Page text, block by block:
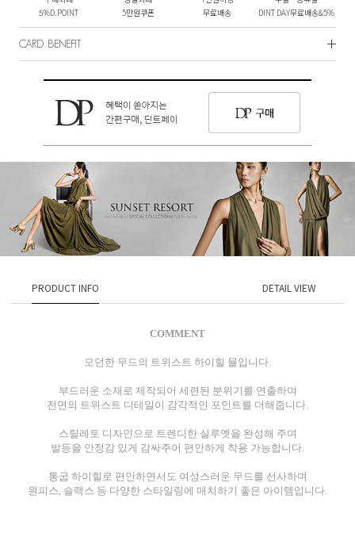
5%D.POINT
5만원쿠폰
무료배송
DINT DAY무료배송&5%
CARD BENEFIT
PRODUCT INFO DETAIL VIEW
COMMENT
모던한 무드의 트위스트 하이힐 뮬입니다.
부드러운 소재로 제작되어 세련된 분위기를 연출하며
전면의 트위스트 디테일이 감각적인 포인트를 더해줍니다.
스틸레토 디자인으로 트렌디한 실루엣을 완성해 주며
발등을 안정감 있게 감싸주어 편안하게 착용 가능합니다.
통굽 하이힐로 편안하면서도 여성스러운 무드를 선사하며
원피스, 슬랙스 등 다양한 스타일링에 매치하기 좋은 아이템입니다.